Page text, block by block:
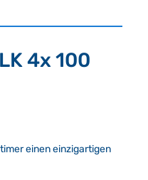
4x 100
einen einzigartigen